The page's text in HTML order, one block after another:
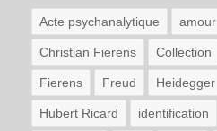
Acte psychanalytique amour
Christian Fierens Collection
Fierens Freud Heidegger
Hubert Ricard identification